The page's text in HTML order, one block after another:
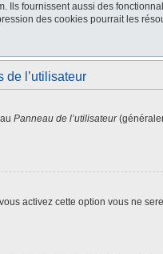
fournissent aussi des
des cookies pourrait les
de l’utilisateur
Panneau de l’utilisateur
activez cette option vous ne